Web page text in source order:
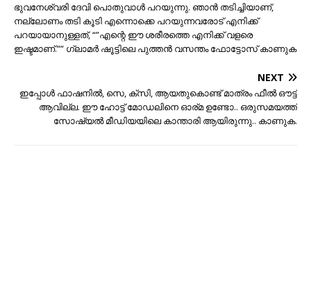
ഭുവനേശ്വരി ദേവി പൊതുവാൾ പറയുന്നു. ഞാൻ തടിച്ചിയാണ്,
നല്ലോണം തടി കൂടി എന്നൊക്കെ പറയുന്നവരോട് എനിക്ക്
പറയായാനുള്ളത്, “”എന്റെ ഈ ശരീരത്തെ എനിക്ക് വളരെ
ഇഷ്ടമാണ്.”” ഗ്ലാമര്‍ ഷൂട്ടിലെ പുത്തന്‍ വസന്തം ഫോട്ടോസ് കാണുക
NEXT
ഇപ്പോള്‍ ഫാഷനിൽ, സെ, ക്സി, ആയതുകൊണ്ട് മാത്രം ഫീല്‍ ഔട്ട്‌
ആവില്ല. ഈ ഹോട്ട് മോഡലിനെ ഓര്മ ഉണ്ടോ.. ഒരുസമയത്ത്
സോഷ്യല്‍ മീഡിയയിലെ കാന്താരി ആയിരുന്നു.. കാണുക.